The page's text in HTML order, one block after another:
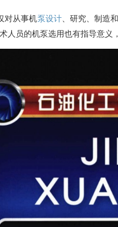
对从事机泵设计、研究、制造
人员的机泵选用也有指导意义